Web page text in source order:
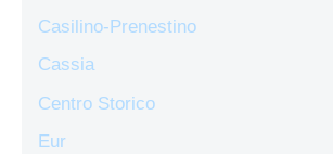
Casilino-Prenestino
Cassia
Centro Storico
Eur